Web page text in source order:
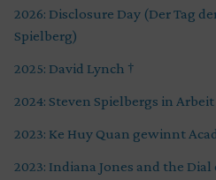
2026: Disclosure Day (Der Tag
Spielberg)
2025: David Lynch †
2024: Steven Spielbergs in
2023: Ke Huy Quan gewinnt
2023: Indiana Jones and the